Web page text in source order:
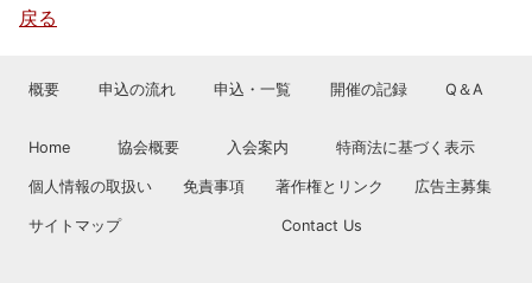
戻る
概要 申込の流れ 申込・一覧 開催の記録 Q＆A
Home 協会概要 入会案内 特商法に基づく表示
個人情報の取扱い 免責事項 著作権とリンク 広告主募集
サイトマップ Contact Us